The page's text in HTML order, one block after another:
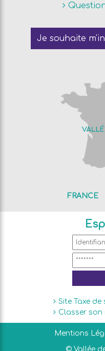
Je souhaite
FRANCE
Site Taxe de
Classer son
© Vallée
Mentions